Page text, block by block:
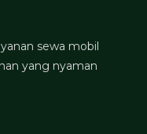
sewa mobil
yang nyaman